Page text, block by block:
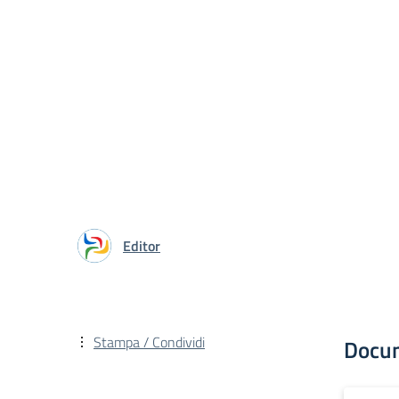
Editor
Stampa / Condividi